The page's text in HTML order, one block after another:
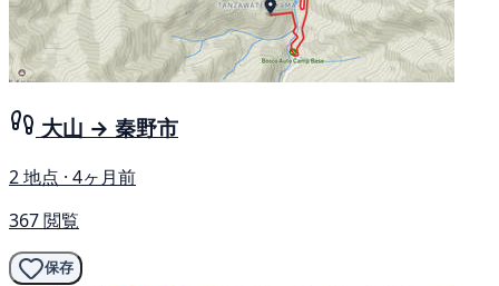
大山 → 秦野市
2 地点 · 4ヶ月前
367 閲覧
保存